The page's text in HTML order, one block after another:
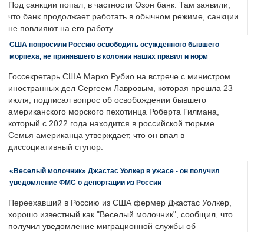
Под санкции попал, в частности Озон банк. Там заявили,
что банк продолжает работать в обычном режиме, санкции
не повлияют на его работу.
США попросили Россию освободить осужденного бывшего
морпеха, не принявшего в колонии наших правил и норм
Госсекретарь США Марко Рубио на встрече с министром
иностранных дел Сергеем Лавровым, которая прошла 23
июля, подписал вопрос об освобождении бывшего
американского морского пехотинца Роберта Гилмана,
который с 2022 года находится в российской тюрьме.
Семья американца утверждает, что он впал в
диссоциативный ступор.
«Веселый молочник» Джастас Уолкер в ужасе - он получил
уведомление ФМС о депортации из России
Переехавший в Россию из США фермер Джастас Уолкер,
хорошо известный как "Веселый молочник", сообщил, что
получил уведомление миграционной службы об